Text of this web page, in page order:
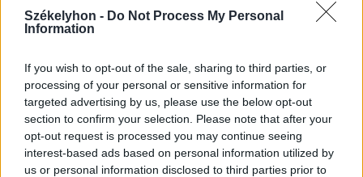
Székelyhon - Do Not Process My Personal
Information
If you wish to opt-out of the sale, sharing to third parties, or
processing of your personal or sensitive information for
targeted advertising by us, please use the below opt-out
section to confirm your selection. Please note that after your
opt-out request is processed you may continue seeing
interest-based ads based on personal information utilized by
us or personal information disclosed to third parties prior to
Hasznos
Impresszum